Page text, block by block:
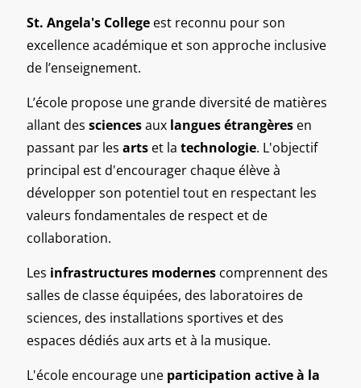
St. Angela's College est reconnu pour son
excellence académique et son approche inclusive
de l’enseignement.
L’école propose une grande diversité de matières
allant des sciencesaux langues étrangères en
passant par les arts et la technologie. L'objectif
principal est d'encourager chaque élève à
développer son potentiel tout en respectant les
valeurs fondamentales de respect et de
collaboration.
Les infrastructures modernes comprennent des
salles de classe équipées, des laboratoires de
sciences, des installations sportives et des
espaces dédiés aux arts et à la musique.
L'école encourage une participation active à la